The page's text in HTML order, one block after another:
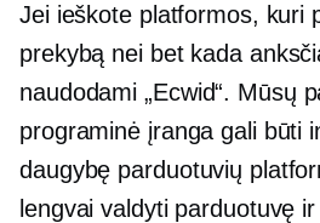
Jei ieškote platformos, kuri
prekybą nei bet kada
naudodami „Ecwid“. Mūsų
programinė įranga gali būti
daugybę parduotuvių
lengvai valdyti parduotuvę